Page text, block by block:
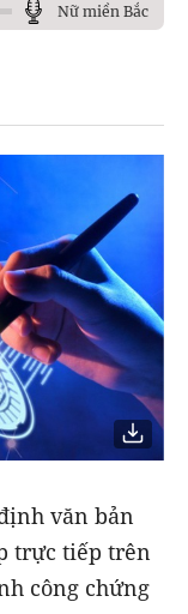
Nữ miền Bắc
văn bản
trực tiếp trên
công chứng